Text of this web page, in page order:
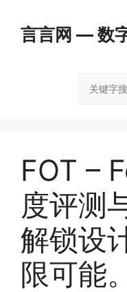
言言网 — 数
FOT –
度评测
解锁设
限可能。